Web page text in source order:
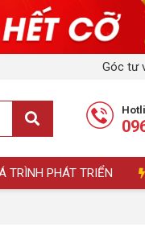
Góc tư
TRÌNH PHÁT TRIỂN